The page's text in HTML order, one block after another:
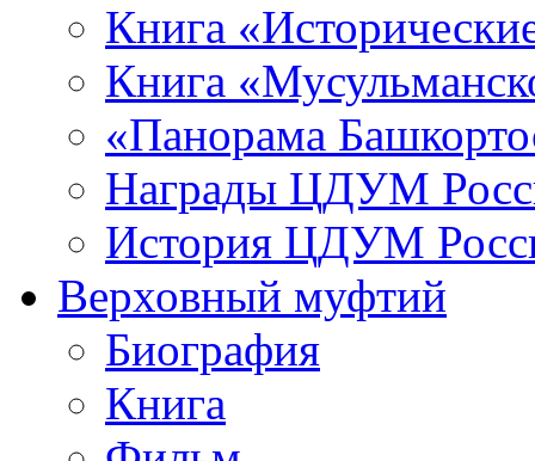
Книга
Книга
«Панорама
Награды ЦДУМ
История ЦДУМ
Верховный муфтий
Биография
Книга